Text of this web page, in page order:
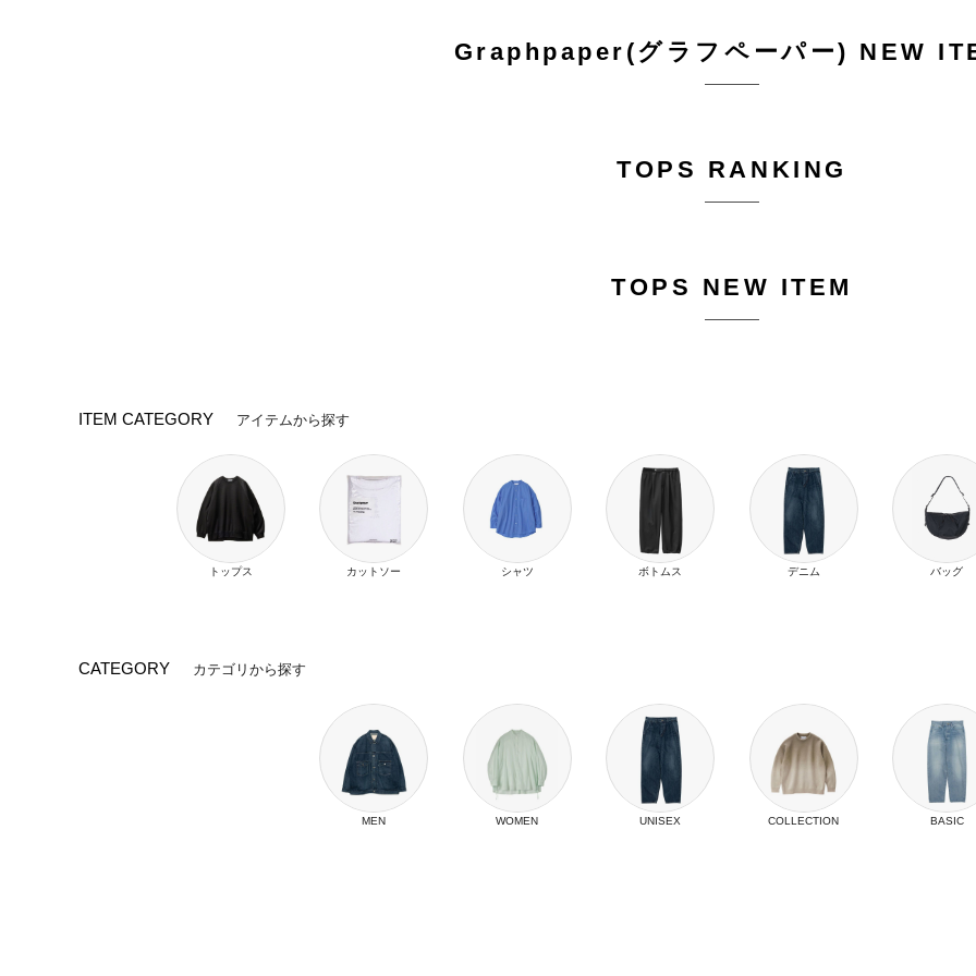
Graphpaper(グラフペーパー) NEW
TOPS RANKING
TOPS NEW ITEM
ITEM CATEGORY アイテムから探す
トップス カットソー シャツ ボトムス デニム バッグ
CATEGORY カテゴリから探す
MEN WOMEN UNISEX COLLECTION BASIC